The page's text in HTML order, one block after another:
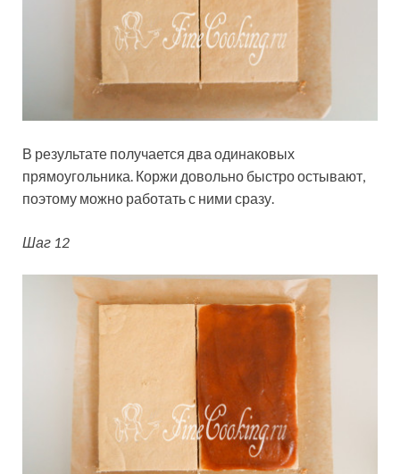
В результате получается два одинаковых
прямоугольника. Коржи довольно быстро остывают,
поэтому можно работать с ними сразу.
Шаг 12